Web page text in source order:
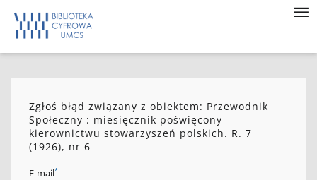
Zgłoś błąd związany z obiektem: Przewodnik
Społeczny : miesięcznik poświęcony
kierownictwu stowarzyszeń polskich. R. 7
(1926), nr 6
E-mail*